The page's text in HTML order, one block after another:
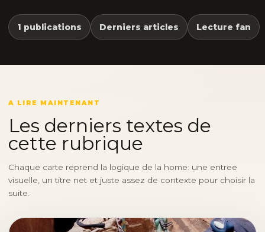
1 publications Derniers articles Lecture fan
A LIRE MAINTENANT
Les derniers textes de
cette rubrique
Chaque carte reprend la logique de la home: une entree
visuelle, un titre net et juste assez de contexte pour choisir la
suite.